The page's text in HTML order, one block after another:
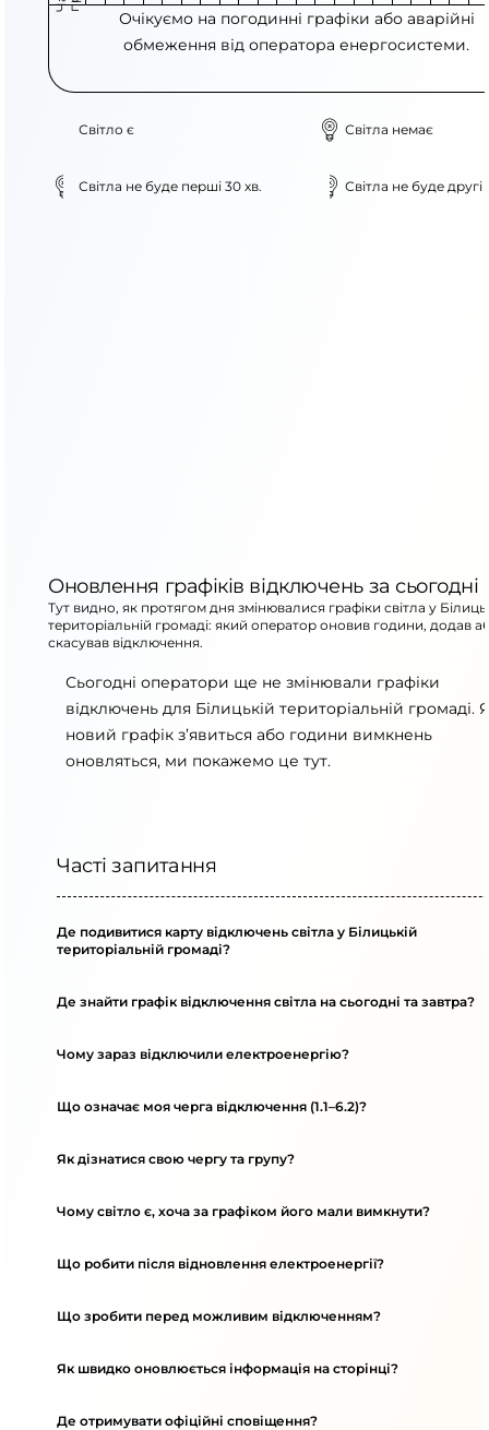
Очікуємо на погодинні графіки або аварійні
обмеження від оператора енергосистеми.
Світло є Світла немає
Світла не буде перші 30 хв. Світла не буде другі
Оновлення графіків відключень за сьогодні
Тут видно, як протягом дня змінювалися графіки світла у
територіальній громаді: який оператор оновив години, додав
скасував відключення.
Сьогодні оператори ще не змінювали графіки
відключень для Білицькій територіальній громаді.
новий графік з’явиться або години вимкнень
оновляться, ми покажемо це тут.
Часті запитання
Де подивитися карту відключень світла у Білицькій
територіальній громаді?
Де знайти графік відключення світла на сьогодні та завтра?
Чому зараз відключили електроенергію?
Що означає моя черга відключення (1.1–6.2)?
Як дізнатися свою чергу та групу?
Чому світло є, хоча за графіком його мали вимкнути?
Що робити після відновлення електроенергії?
Що зробити перед можливим відключенням?
Як швидко оновлюється інформація на сторінці?
Де отримувати офіційні сповіщення?